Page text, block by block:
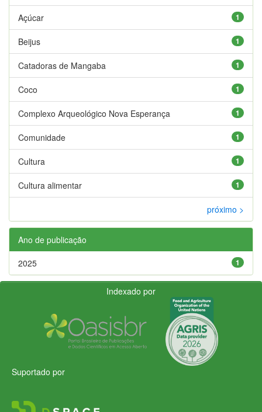
1
Açúcar
1
Beijus
1
Catadoras de Mangaba
1
Coco
1
Complexo Arqueológico Nova Esperança
1
Comunidade
1
Cultura
1
Cultura alimentar
próximo >
Ano de publicação
1
2025
Indexado por
Suportado por